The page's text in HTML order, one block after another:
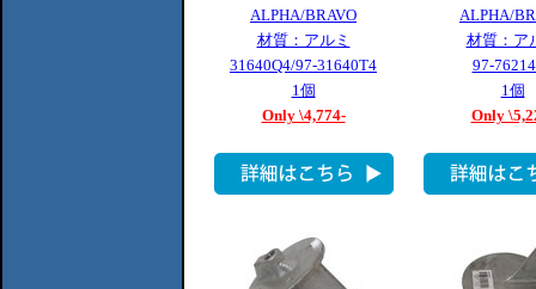
ALPHA/BRAVO
材質：アルミ
31640Q4/97-31640T4
1個
Only \4,774-
ALPHA/
材質：ア
97-
1個
Only